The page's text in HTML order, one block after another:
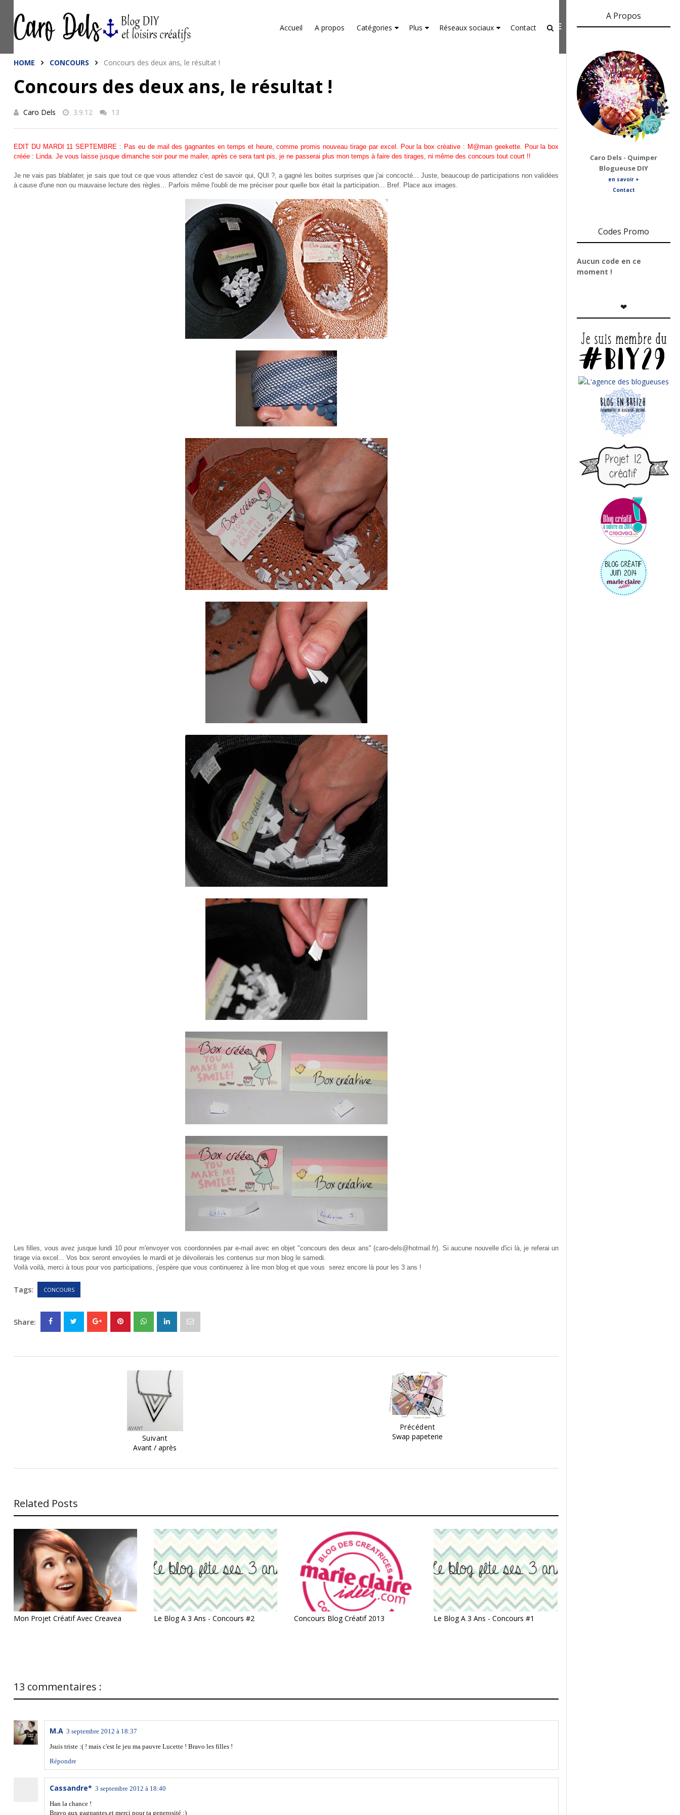
Accueil A propos Catégories Plus Réseaux sociaux Contact
HOME CONCOURS Concours des deux ans, le résultat !
Concours des deux ans, le résultat !
Caro Dels 3.9.12 13
EDIT DU MARDI 11 SEPTEMBRE : Pas eu de mail des gagnantes en temps et heure, comme promis nouveau tirage par excel. Pour la box créative : M@man geekette. Pour la box
créée : Linda. Je vous laisse jusque dimanche soir pour me mailer, après ce sera tant pis, je ne passerai plus mon temps à faire des tirages, ni même des concours tout court !!
Je ne vais pas blablater, je sais que tout ce que vous attendez c'est de savoir qui, QUI ?, a gagné les boites surprises que j'ai concocté... Juste, beaucoup de participations non validées
à cause d'une non ou mauvaise lecture des règles... Parfois même l'oubli de me préciser pour quelle box était la participation... Bref. Place aux images.
Les filles, vous avez jusque lundi 10 pour m'envoyer vos coordonnées par e-mail avec en objet "concours des deux ans" (caro-dels@hotmail.fr). Si aucune nouvelle d'ici là, je referai un
tirage via excel... Vos box seront envoyées le mardi et je dévoilerais les contenus sur mon blog le samedi.
Voilà voilà, merci à tous pour vos participations, j'espère que vous continuerez à lire mon blog et que vous serez encore là pour les 3 ans !
Tags: CONCOURS
Share:
Suivant
Avant / après
Précédent
Swap papeterie
Related Posts
Mon Projet Créatif Avec Creavea Le Blog A 3 Ans - Concours #2 Concours Blog Créatif 2013 Le Blog A 3 Ans - Concours #1
13 commentaires :
M.A 3 septembre 2012 à 18:37
Jsuis triste :( ! mais c'est le jeu ma pauvre Lucette ! Bravo les filles !
Répondre
Cassandre* 3 septembre 2012 à 18:40
Han la chance !
Bravo aux gagnantes,et merci pour ta generosité :)
A Propos
Caro Dels - Quimper
Blogueuse DIY
en savoir +
Contact
Codes Promo
Aucun code en ce
moment !
❤
This site uses cookies from Google to deliver its services and to analyze traffic. Your IP address and user-agent
are shared with Google along with performance and security metrics to ensure quality of service, generate usage
statistics, and to detect and address abuse.
LEARN MORE GOT IT